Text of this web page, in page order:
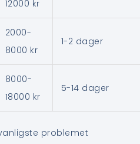
12000 kr
2000-
8000 kr
1-2 dager
8000-
18000 kr
5-14 dager
problemet